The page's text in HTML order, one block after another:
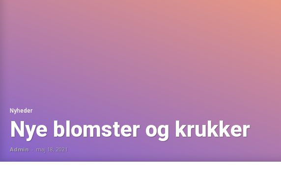
Nyheder
Nye blomster og krukker
Admin - maj 18, 2021